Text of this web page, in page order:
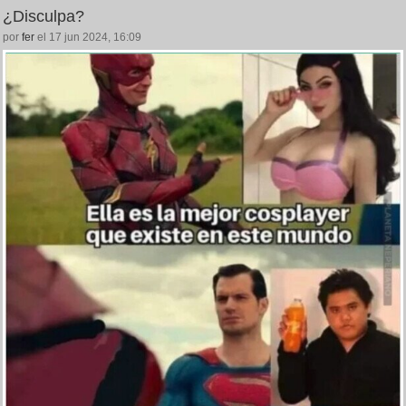
¿Disculpa?
por fer el 17 jun 2024, 16:09